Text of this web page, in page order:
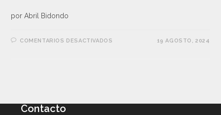
por Abril Bidondo
COMENTARIOS DESACTIVADOS 19 AGOSTO, 2024
Contacto